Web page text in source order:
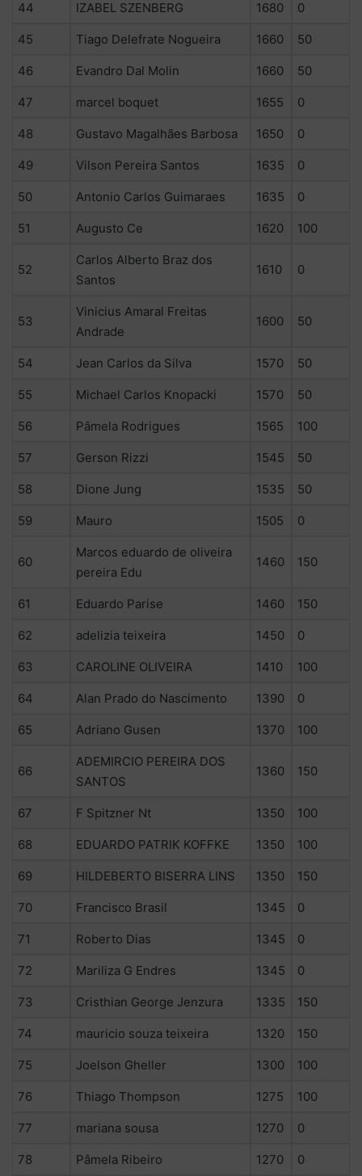
44 IZABEL SZENBERG 1680 0
45 Tiago Delefrate Nogueira 1660 50
46 Evandro Dal Molin 1660 50
47 marcel boquet 1655 0
48 Gustavo Magalhães Barbosa 1650 0
49 Vilson Pereira Santos 1635 0
50 Antonio Carlos Guimaraes 1635 0
51 Augusto Ce 1620 100
52
Carlos Alberto Braz dos
Santos
1610 0
53
Vinicius Amaral Freitas
Andrade
1600 50
54 Jean Carlos da Silva 1570 50
55 Michael Carlos Knopacki 1570 50
56 Pâmela Rodrigues 1565 100
57 Gerson Rizzi 1545 50
58 Dione Jung 1535 50
59 Mauro 1505 0
60
Marcos eduardo de oliveira
pereira Edu
1460 150
61 Eduardo Parise 1460 150
62 adelizia teixeira 1450 0
63 CAROLINE OLIVEIRA 1410 100
64 Alan Prado do Nascimento 1390 0
65 Adriano Gusen 1370 100
66
ADEMIRCIO PEREIRA DOS
SANTOS
1360 150
67 F Spitzner Nt 1350 100
68 EDUARDO PATRIK KOFFKE 1350 100
69 HILDEBERTO BISERRA LINS 1350 150
70 Francisco Brasil 1345 0
71 Roberto Dias 1345 0
72 Mariliza G Endres 1345 0
73 Cristhian George Jenzura 1335 150
74 mauricio souza teixeira 1320 150
75 Joelson Gheller 1300 100
76 Thiago Thompson 1275 100
77 mariana sousa 1270 0
78 Pâmela Ribeiro 1270 0